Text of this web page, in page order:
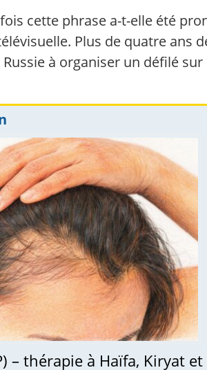
cette phrase a-t-elle été
Plus de quatre ans
à organiser un défilé sur